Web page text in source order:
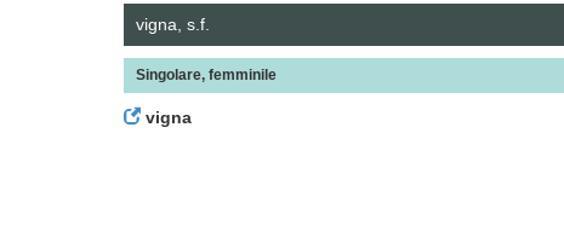
vigna, s.f.
Singolare, femminile
vigna